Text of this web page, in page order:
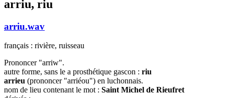
arriu, riu
arriu.wav
français : rivière, ruisseau
Prononcer "arriw".
autre forme, sans le a prosthétique gascon : riu
arrieu (prononcer "arriéou") en luchonnais.
nom de lieu contenant le mot : Saint Michel de Rieufret